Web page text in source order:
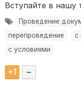
Вступайте в нашу
Проведение
перепроведение
с
с условиями
+1 –